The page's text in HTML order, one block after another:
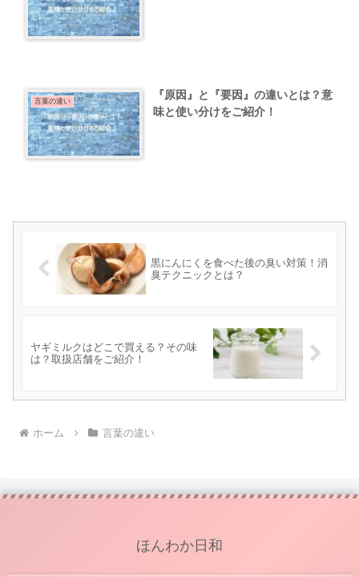
言葉の違い
『原因』と『要因』の違いとは？意
味と使い分けをご紹介！
黒にんにくを食べた後の臭い対策！消
臭テクニックとは？
ヤギミルクはどこで買える？その味
は？取扱店舗をご紹介！
ホーム 言葉の違い
ほんわか日和